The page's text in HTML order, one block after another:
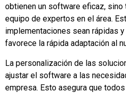
obtienen un software eficaz, sino
equipo de expertos en el área.
implementaciones sean rápidas
favorece la rápida adaptación al
La personalización de las
ajustar el software a las
empresa. Esto asegura que